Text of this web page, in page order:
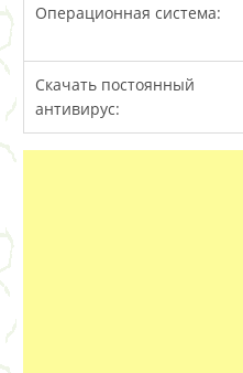
Операционная система:
Скачать постоянный
антивирус: